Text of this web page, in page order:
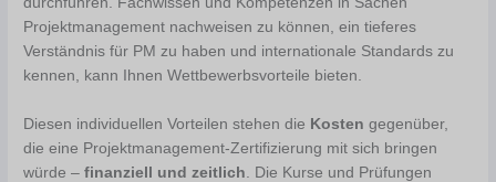
Projektmanagement nachweisen zu können, ein tieferes
Verständnis für PM zu haben und internationale Standards zu
kennen, kann Ihnen Wettbewerbsvorteile bieten.
Diesen individuellen Vorteilen stehen die Kosten gegenüber,
die eine Projektmanagement-Zertifizierung mit sich bringen
würde –finanziell und zeitlich . Die Kurse und Prüfungen